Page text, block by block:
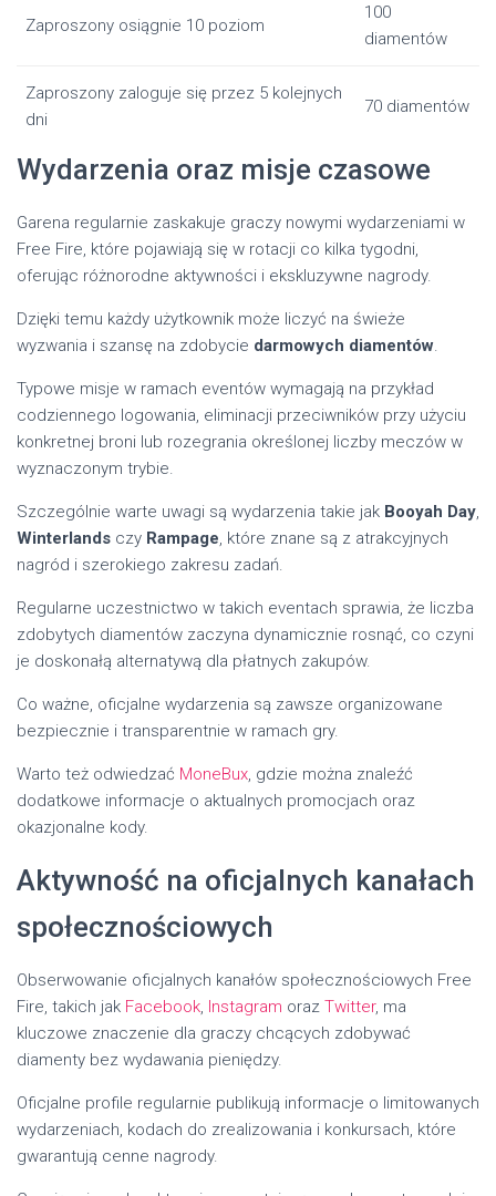
Zaproszony osiągnie 10 poziom
100
diamentów
Zaproszony zaloguje się przez 5 kolejnych
dni
70 diamentów
Wydarzenia oraz misje czasowe
Garena regularnie zaskakuje graczy nowymi wydarzeniami w
Free Fire, które pojawiają się w rotacji co kilka tygodni,
oferując różnorodne aktywności i ekskluzywne nagrody.
Dzięki temu każdy użytkownik może liczyć na świeże
wyzwania i szansę na zdobycie darmowych diamentów.
Typowe misje w ramach eventów wymagają na przykład
codziennego logowania, eliminacji przeciwników przy użyciu
konkretnej broni lub rozegrania określonej liczby meczów w
wyznaczonym trybie.
Szczególnie warte uwagi są wydarzenia takie jak Booyah Day,
Winterlands czy Rampage, które znane są z atrakcyjnych
nagród i szerokiego zakresu zadań.
Regularne uczestnictwo w takich eventach sprawia, że liczba
zdobytych diamentów zaczyna dynamicznie rosnąć, co czyni
je doskonałą alternatywą dla płatnych zakupów.
Co ważne, oficjalne wydarzenia są zawsze organizowane
bezpiecznie i transparentnie w ramach gry.
Warto też odwiedzać MoneBux, gdzie można znaleźć
dodatkowe informacje o aktualnych promocjach oraz
okazjonalne kody.
Aktywność na oficjalnych kanałach
społecznościowych
Obserwowanie oficjalnych kanałów społecznościowych Free
Fire, takich jak Facebook, Instagram oraz Twitter, ma
kluczowe znaczenie dla graczy chcących zdobywać
diamenty bez wydawania pieniędzy.
Oficjalne profile regularnie publikują informacje o limitowanych
wydarzeniach, kodach do zrealizowania i konkursach, które
gwarantują cenne nagrody.